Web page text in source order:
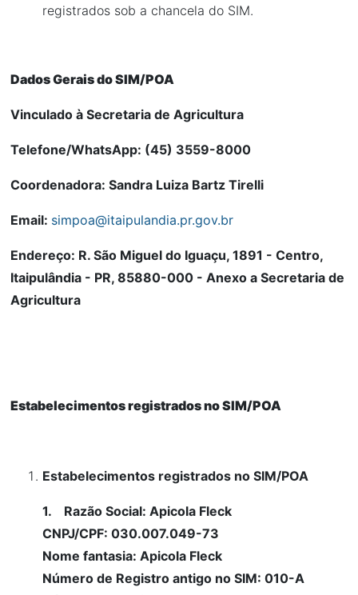
registrados sob a chancela do SIM.
Dados Gerais do SIM/POA
Vinculado à Secretaria de Agricultura
Telefone/WhatsApp: (45) 3559-8000
Coordenadora: Sandra Luiza Bartz Tirelli
Email: simpoa@itaipulandia.pr.gov.br
Endereço: R. São Miguel do Iguaçu, 1891 - Centro,
Itaipulândia - PR, 85880-000 - Anexo a Secretaria de
Agricultura
Estabelecimentos registrados no SIM/POA
Estabelecimentos registrados no SIM/POA
1. Razão Social: Apicola Fleck
CNPJ/CPF: 030.007.049-73
Nome fantasia: Apicola Fleck
Número de Registro antigo no SIM: 010-A